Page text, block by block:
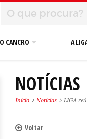
O CANCRO A
NOTÍCIAS
Início Notícias LIGA
Voltar